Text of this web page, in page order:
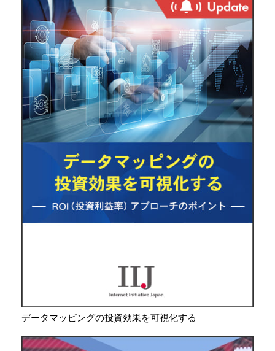
データマッピングの投資効果を可視化する